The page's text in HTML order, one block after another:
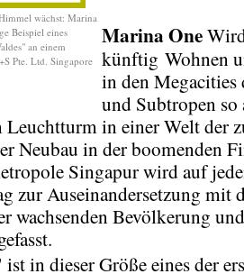
wächst: Marina
Beispiel eines
an einem
Pte. Ltd. Singapore
Marina One
künftig Wohnen
in den Megacities
und Subtropen so
in einer Welt der
Neubau in der boomenden
Singapur wird auf
zur Auseinandersetzung mit
wachsenden Bevölkerung
in dieser Größe eines der